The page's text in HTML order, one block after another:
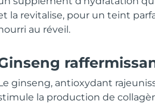
la revitalise, pour un teint
au réveil.
ginseng, antioxydant
la production de